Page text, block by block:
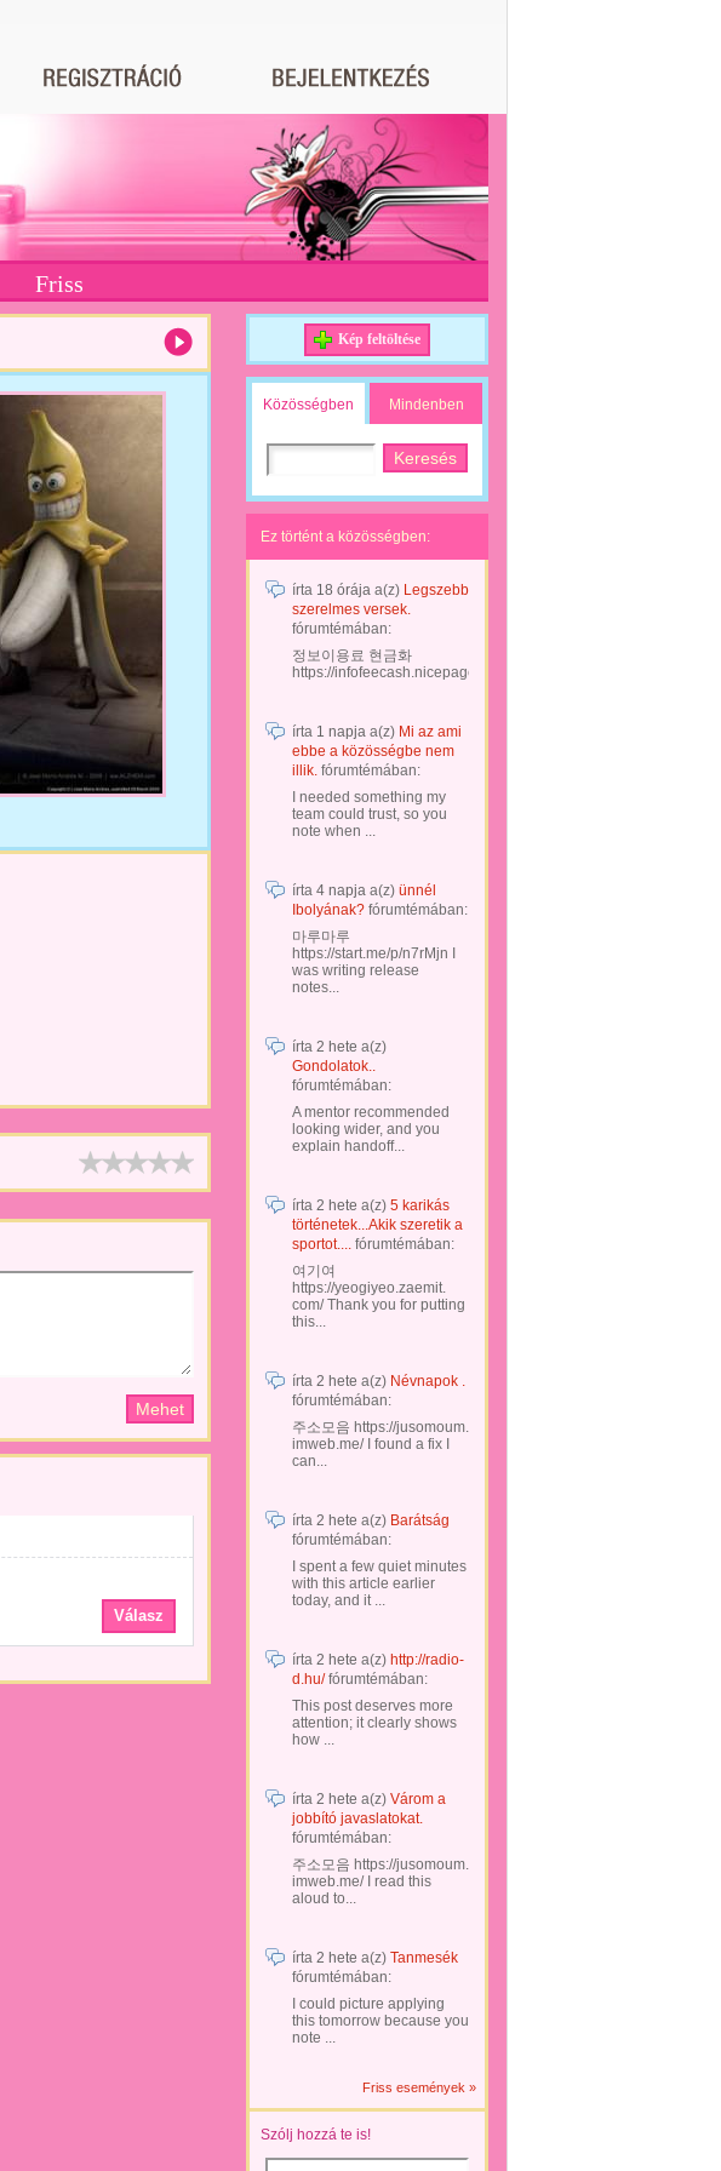
Friss
Válasz
Kép feltöltése
Közösségben Mindenben
Ez történt a közösségben:
írta 18 órája a(z) Legszebb
szerelmes versek.
fórumtémában:
정보이용료 현금화
https://infofeecash.nicepage...
írta 1 napja a(z) Mi az ami
ebbe a közösségbe nem
illik. fórumtémában:
I needed something my
team could trust, so you
note when ...
írta 4 napja a(z) ünnél
Ibolyának? fórumtémában:
마루마루
https://start.me/p/n7rMjn I
was writing release
notes...
írta 2 hete a(z)
Gondolatok..
fórumtémában:
A mentor recommended
looking wider, and you
explain handoff...
írta 2 hete a(z) 5 karikás
történetek...Akik szeretik a
sportot.... fórumtémában:
여기여
https://yeogiyeo.zaemit.
com/ Thank you for putting
this...
írta 2 hete a(z) Névnapok .
fórumtémában:
주소모음 https://jusomoum.
imweb.me/ I found a fix I
can...
írta 2 hete a(z) Barátság
fórumtémában:
I spent a few quiet minutes
with this article earlier
today, and it ...
írta 2 hete a(z) http://radio-
d.hu/fórumtémában:
This post deserves more
attention; it clearly shows
how ...
írta 2 hete a(z) Várom a
jobbító javaslatokat.
fórumtémában:
주소모음 https://jusomoum.
imweb.me/ I read this
aloud to...
írta 2 hete a(z) Tanmesék
fórumtémában:
I could picture applying
this tomorrow because you
note ...
Friss események »
Szólj hozzá te is!